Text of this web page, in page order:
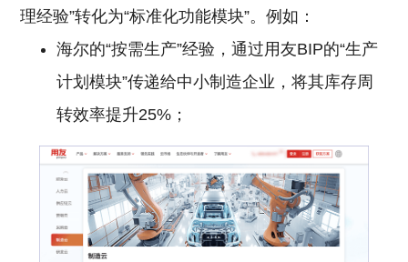
理经验”转化为“标准化功能模块”。例如：
海尔的“按需生产”经验，通过用友BIP的“生产
计划模块”传递给中小制造企业，将其库存周
转效率提升25%；